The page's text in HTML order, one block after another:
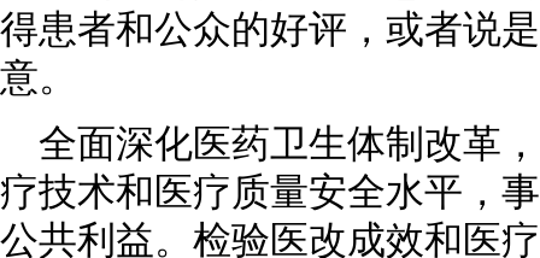
得患者和公众的好评，或者说
意。
全面深化医药卫生体制改革
疗技术和医疗质量安全水平，
公共利益。检验医改成效和医